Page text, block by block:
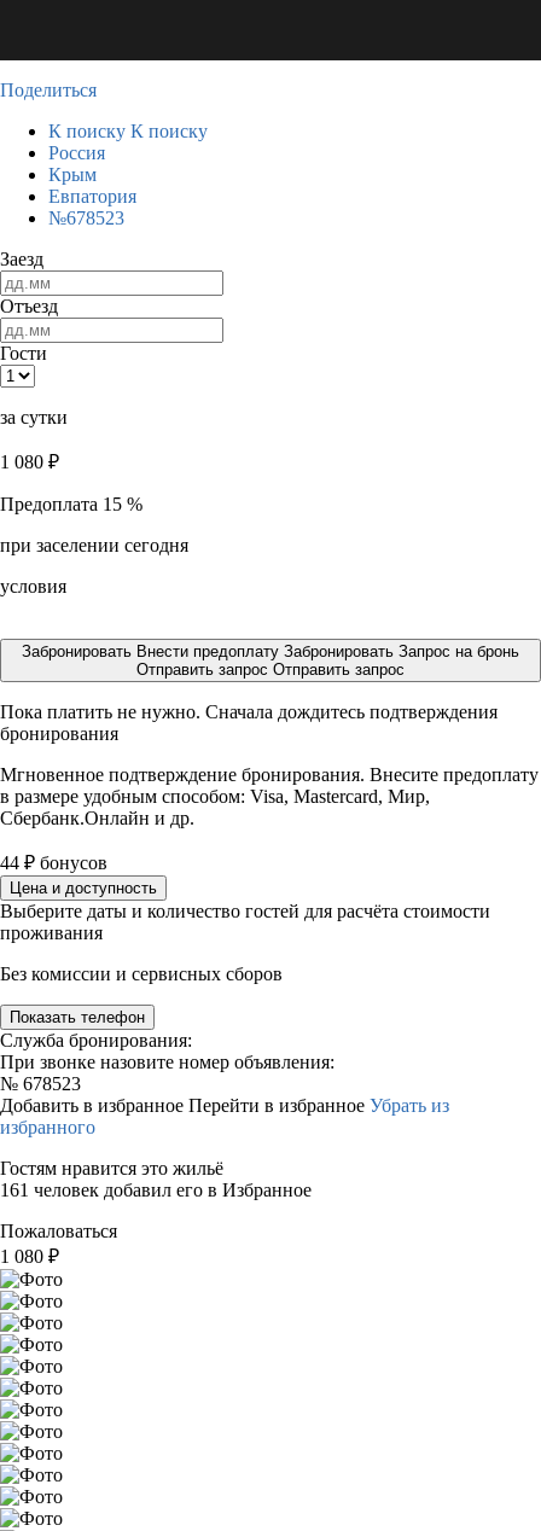
Поделиться
К поиску К поиску
Россия
Крым
Евпатория
№678523
Заезд
Отъезд
Гости
за сутки
1 080 ₽
Предоплата 15 %
при заселении сегодня
условия
Забронировать Внести предоплату Забронировать Запрос на бронь
Отправить запрос Отправить запрос
Пока платить не нужно. Сначала дождитесь подтверждения
бронирования
Мгновенное подтверждение бронирования. Внесите предоплату
в размере удобным способом: Visa, Mastercard, Мир,
Сбербанк.Онлайн и др.
44 ₽ бонусов
Цена и доступность
Выберите даты и количество гостей для расчёта стоимости
проживания
Без комиссии и сервисных сборов
Показать телефон
Служба бронирования:
При звонке назовите номер объявления:
№ 678523
Добавить в избранное Перейти в избранное Убрать из
избранного
Гостям нравится это жильё
161 человек добавил его в Избранное
Пожаловаться
1 080 ₽